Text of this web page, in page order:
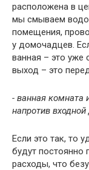
расположена в
мы смываем
помещения,
у домочадцев.
ванная – это уже
выход – это
- ванная комната
напротив входной
Если это так, то
будут постоянно
расходы, что